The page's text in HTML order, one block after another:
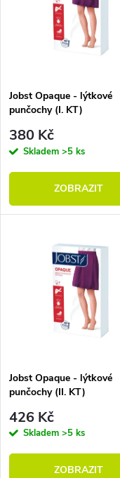
Jobst Opaque - lýtkové
punčochy (I. KT)
380 Kč
Skladem >5 ks
ZOBRAZIT
Jobst Opaque - lýtkové
punčochy (II. KT)
426 Kč
Skladem >5 ks
ZOBRAZIT